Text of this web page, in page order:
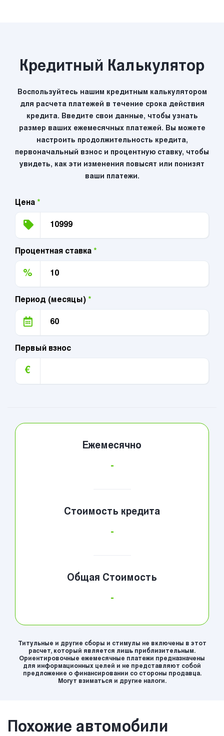
Кредитный Калькулятор
Воспользуйтесь нашим кредитным калькулятором
для расчета платежей в течение срока действия
кредита. Введите свои данные, чтобы узнать
размер ваших ежемесячных платежей. Вы можете
настроить продолжительность кредита,
первоначальный взнос и процентную ставку, чтобы
увидеть, как эти изменения повысят или понизят
ваши платежи.
Цена *
Процентная ставка *
%
Период (месяцы) *
Первый взнос
€
Ежемесячно
-
Стоимость кредита
-
Общая Стоимость
-
Титульные и другие сборы и стимулы не включены в этот
расчет, который является лишь приблизительным.
Ориентировочные ежемесячные платежи предназначены
для информационных целей и не представляют собой
предложение о финансировании со стороны продавца.
Могут взиматься и другие налоги.
Похожие автомобили